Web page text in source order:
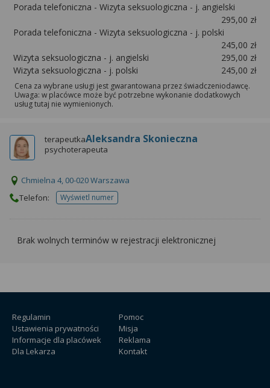
Porada telefoniczna - Wizyta seksuologiczna - j. angielski
295,00 zł
Porada telefoniczna - Wizyta seksuologiczna - j. polski
245,00 zł
Wizyta seksuologiczna - j. angielski
295,00 zł
Wizyta seksuologiczna - j. polski
245,00 zł
Cena za wybrane usługi jest gwarantowana przez świadczeniodawcę.
Uwaga: w placówce może być potrzebne wykonanie dodatkowych
usług tutaj nie wymienionych.
terapeutkaAleksandra Skonieczna
psychoterapeuta
Chmielna 4, 00-020 Warszawa
Telefon:
Wyświetl numertelefonu do placowki
Brak wolnych terminów w rejestracji elektronicznej
Regulamin
Ustawienia prywatności
Informacje dla placówek
Dla Lekarza
Pomoc
Misja
Reklama
Kontakt